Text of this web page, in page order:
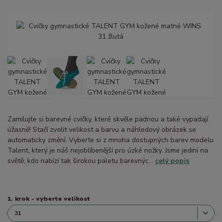
Zamilujte si barevné cvičky, které skvěle padnou a také vypadají
úžasně! Stačí zvolit velikost a barvu a náhledový obrázek se
automaticky změní. Vyberte si z mnoha dostupných barev modelu
Talent, který je náš nejoblíbenější pro úzké nožky. Jsme jediní na
světě, kdo nabízí tak širokou paletu barevnýc... celý popis
1. krok - vyberte velikost